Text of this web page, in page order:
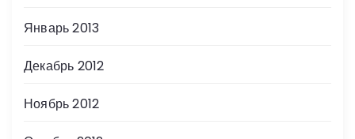
Январь 2013
Декабрь 2012
Ноябрь 2012